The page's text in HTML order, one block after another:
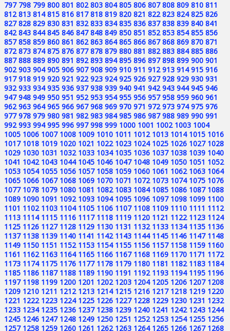
797 798 799 800 801 802 803 804 805 806 807 808 809 810 811
812 813 814 815 816 817 818 819 820 821 822 823 824 825 826
827 828 829 830 831 832 833 834 835 836 837 838 839 840 841
842 843 844 845 846 847 848 849 850 851 852 853 854 855 856
857 858 859 860 861 862 863 864 865 866 867 868 869 870 871
872 873 874 875 876 877 878 879 880 881 882 883 884 885 886
887 888 889 890 891 892 893 894 895 896 897 898 899 900 901
902 903 904 905 906 907 908 909 910 911 912 913 914 915 916
917 918 919 920 921 922 923 924 925 926 927 928 929 930 931
932 933 934 935 936 937 938 939 940 941 942 943 944 945 946
947 948 949 950 951 952 953 954 955 956 957 958 959 960 961
962 963 964 965 966 967 968 969 970 971 972 973 974 975 976
977 978 979 980 981 982 983 984 985 986 987 988 989 990 991
992 993 994 995 996 997 998 999 1000 1001 1002 1003 1004
1005 1006 1007 1008 1009 1010 1011 1012 1013 1014 1015 1016
1017 1018 1019 1020 1021 1022 1023 1024 1025 1026 1027 1028
1029 1030 1031 1032 1033 1034 1035 1036 1037 1038 1039 1040
1041 1042 1043 1044 1045 1046 1047 1048 1049 1050 1051 1052
1053 1054 1055 1056 1057 1058 1059 1060 1061 1062 1063 1064
1065 1066 1067 1068 1069 1070 1071 1072 1073 1074 1075 1076
1077 1078 1079 1080 1081 1082 1083 1084 1085 1086 1087 1088
1089 1090 1091 1092 1093 1094 1095 1096 1097 1098 1099 1100
1101 1102 1103 1104 1105 1106 1107 1108 1109 1110 1111 1112
1113 1114 1115 1116 1117 1118 1119 1120 1121 1122 1123 1124
1125 1126 1127 1128 1129 1130 1131 1132 1133 1134 1135 1136
1137 1138 1139 1140 1141 1142 1143 1144 1145 1146 1147 1148
1149 1150 1151 1152 1153 1154 1155 1156 1157 1158 1159 1160
1161 1162 1163 1164 1165 1166 1167 1168 1169 1170 1171 1172
1173 1174 1175 1176 1177 1178 1179 1180 1181 1182 1183 1184
1185 1186 1187 1188 1189 1190 1191 1192 1193 1194 1195 1196
1197 1198 1199 1200 1201 1202 1203 1204 1205 1206 1207 1208
1209 1210 1211 1212 1213 1214 1215 1216 1217 1218 1219 1220
1221 1222 1223 1224 1225 1226 1227 1228 1229 1230 1231 1232
1233 1234 1235 1236 1237 1238 1239 1240 1241 1242 1243 1244
1245 1246 1247 1248 1249 1250 1251 1252 1253 1254 1255 1256
1257 1258 1259 1260 1261 1262 1263 1264 1265 1266 1267 1268